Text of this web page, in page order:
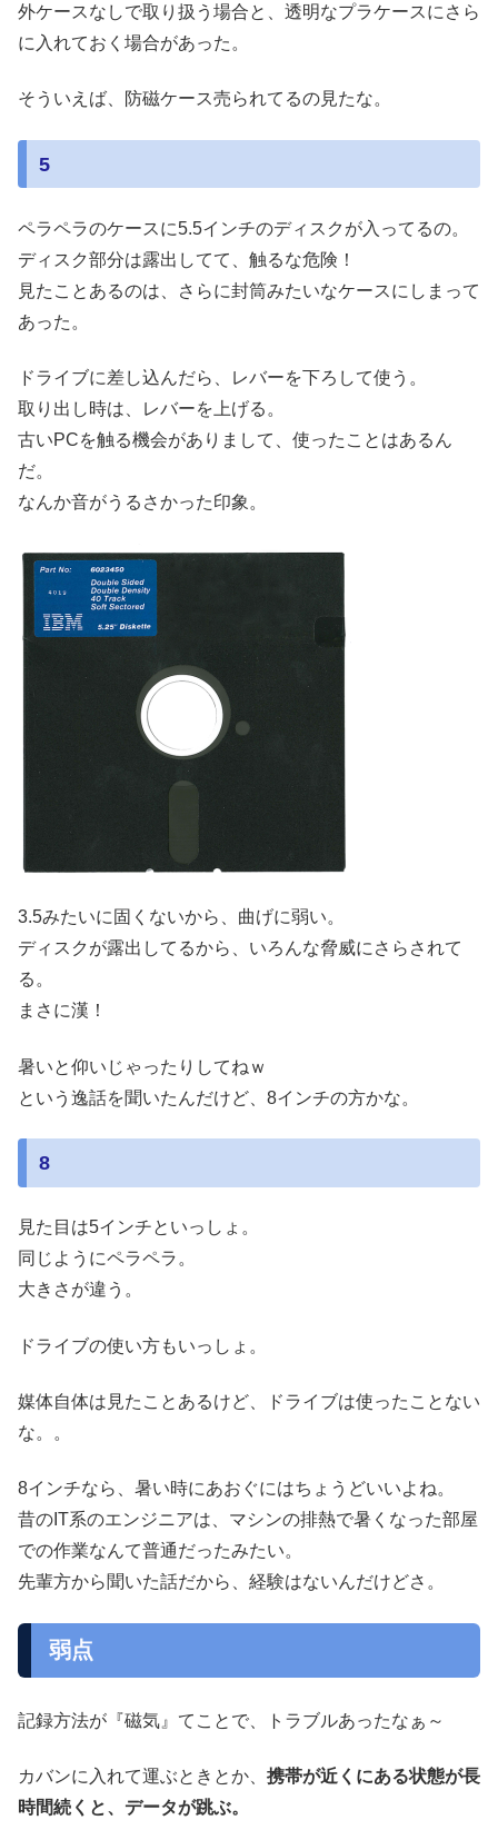
外ケースなしで取り扱う場合と、透明なプラケースにさら
に入れておく場合があった。
そういえば、防磁ケース売られてるの見たな。
5
ペラペラのケースに5.5インチのディスクが入ってるの。
ディスク部分は露出してて、触るな危険！
見たことあるのは、さらに封筒みたいなケースにしまって
あった。
ドライブに差し込んだら、レバーを下ろして使う。
取り出し時は、レバーを上げる。
古いPCを触る機会がありまして、使ったことはあるん
だ。
なんか音がうるさかった印象。
3.5みたいに固くないから、曲げに弱い。
ディスクが露出してるから、いろんな脅威にさらされて
る。
まさに漢！
暑いと仰いじゃったりしてねｗ
という逸話を聞いたんだけど、8インチの方かな。
8
見た目は5インチといっしょ。
同じようにペラペラ。
大きさが違う。
ドライブの使い方もいっしょ。
媒体自体は見たことあるけど、ドライブは使ったことない
な。。
8インチなら、暑い時にあおぐにはちょうどいいよね。
昔のIT系のエンジニアは、マシンの排熱で暑くなった部屋
での作業なんて普通だったみたい。
先輩方から聞いた話だから、経験はないんだけどさ。
弱点
記録方法が『磁気』てことで、トラブルあったなぁ～
カバンに入れて運ぶときとか、 携帯が近くにある状態が長
時間続くと、データが跳ぶ。